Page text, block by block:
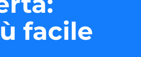
facile